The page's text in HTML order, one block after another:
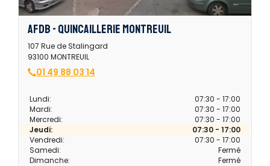
AFDB - QUINCAILLERIE MONTREUIL
107 Rue de Stalingard
93100 MONTREUIL
01 49 88 03 14
Lundi:
07:30 - 17:00
Mardi:
07:30 - 17:00
Mercredi:
07:30 - 17:00
Jeudi:
07:30 - 17:00
Vendredi:
07:30 - 17:00
Samedi:
Fermé
Dimanche:
Fermé